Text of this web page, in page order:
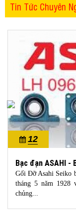
Tin Tức Chuyên
12
10/2022
Bạc đạn ASAHI -
Gối Đỡ Asahi Seiko
tháng 5 năm 1928
chủng...